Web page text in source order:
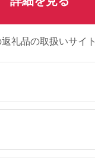
返礼品の取扱いサイト